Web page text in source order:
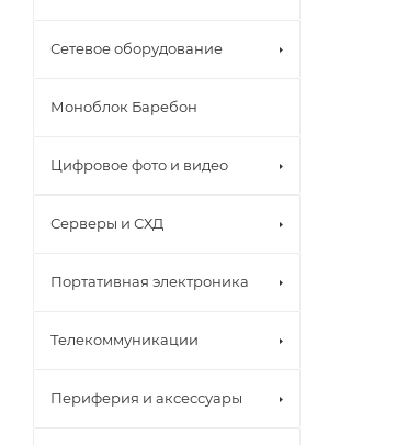
Сетевое оборудование
Моноблок Баребон
Цифровое фото и видео
Серверы и СХД
Портативная электроника
Телекоммуникации
Периферия и аксессуары